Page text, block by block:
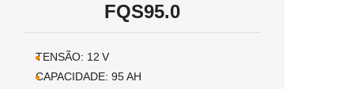
FQS95.0
TENSÃO: 12 V
CAPACIDADE: 95AH